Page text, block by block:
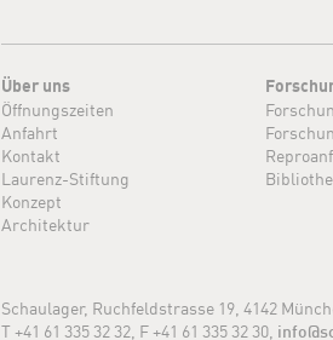
Über uns
Öffnungszeiten
Anfahrt
Kontakt
Laurenz-Stiftung
Konzept
Architektur
Schaulager, Ruchfeldstrasse 19, 4142
T +41 61 335 32 32, F +41 61 335 32 30,